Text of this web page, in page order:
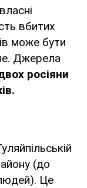
вбитих
може бути
Джерела
росіяни
(до
Це